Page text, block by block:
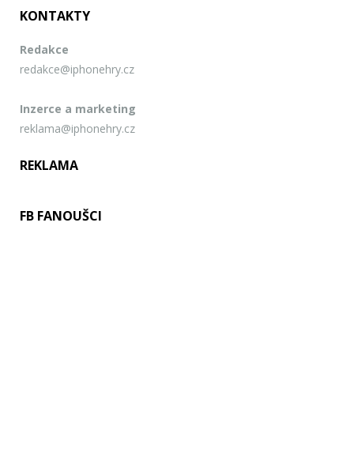
KONTAKTY
Redakce
redakce@iphonehry.cz
Inzerce a marketing
reklama@iphonehry.cz
REKLAMA
FB FANOUŠCI